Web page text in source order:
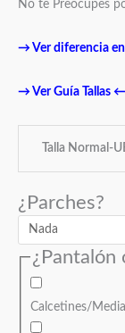
No te Preocupes
→Ver diferencia
→Ver Guía Tallas
Talla Normal-
¿Parches?
¿Pantalón
Calcetines/